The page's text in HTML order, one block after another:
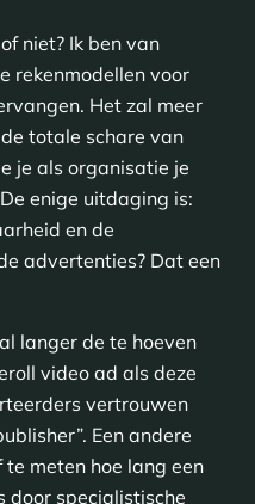
niet? Ik ben van
rekenmodellen voor
Het zal meer
totale schare van
je als organisatie je
enige uitdaging is:
en de
advertenties? Dat een
langer de te hoeven
video ad als deze
vertrouwen
Een andere
meten hoe lang een
door specialistische